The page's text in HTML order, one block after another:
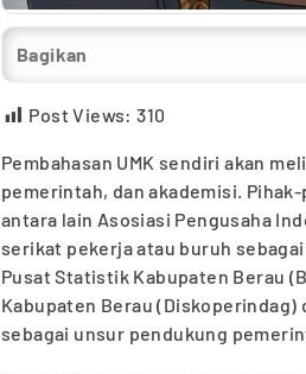
Bagikan
Post Views: 310
Pembahasan UMK sendiri akan
pemerintah, dan akademisi.
antara lain Asosiasi Pengusaha
serikat pekerja atau buruh
Pusat Statistik Kabupaten Berau
Kabupaten Berau
sebagai unsur pendukung